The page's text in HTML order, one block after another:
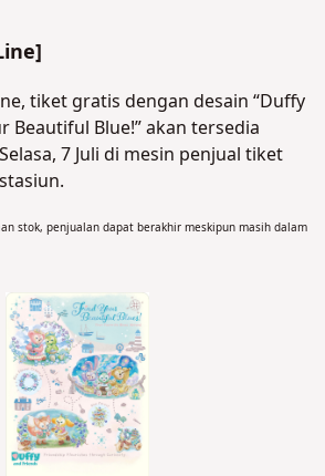
tiket gratis dengan desain “Duffy
Beautiful Blue!” akan tersedia
7 Juli di mesin penjual tiket
stok, penjualan dapat berakhir meskipun masih dalam